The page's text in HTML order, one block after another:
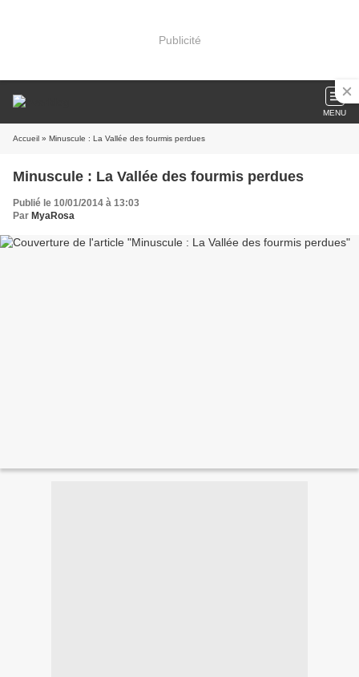
Publicité
MENU
Accueil » Minuscule : La Vallée des fourmis perdues
Minuscule : La Vallée des fourmis perdues
Publié le 10/01/2014 à 13:03
Par MyaRosa